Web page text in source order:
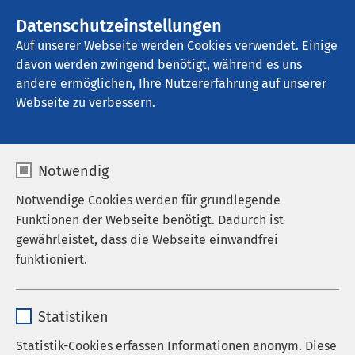
Datenschutzeinstellungen
Auf unserer Webseite werden Cookies verwendet. Einige
davon werden zwingend benötigt, während es uns
andere ermöglichen, Ihre Nutzererfahrung auf unserer
Webseite zu verbessern.
Notwendig
Notwendige Cookies werden für grundlegende
Funktionen der Webseite benötigt. Dadurch ist
gewährleistet, dass die Webseite einwandfrei
funktioniert.
Anbieter sgalinski
Statistiken
Statistik-Cookies erfassen Informationen anonym. Diese
AMEOS Klinikum Heiligenhafen
Filme